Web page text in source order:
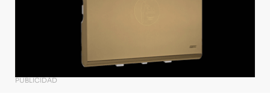
PUBLICIDAD